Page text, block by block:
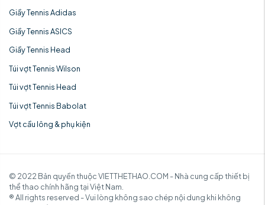
Giầy Tennis Adidas
Giầy Tennis ASICS
Giầy Tennis Head
Túi vợt Tennis Wilson
Túi vợt Tennis Head
Túi vợt Tennis Babolat
Vợt cầu lông & phụ kiện
© 2022 Bản quyền thuộc VIETTHETHAO.COM - Nhà cung cấp thiết bị
thể thao chính hãng tại Việt Nam.
® All rights reserved - Vui lòng không sao chép nội dung khi không